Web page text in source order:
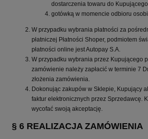
dostarczenia towaru do
gotówką w momencie odbioru
W przypadku wybrania płatności za
płatniczej Płatności Shoper, podmiotem
płatności online jest Autopay S.A.
W przypadku wybrania przez Kupującego
zamówienie należy zapłacić w terminie 7
złożenia zamówienia.
Dokonując zakupów w Sklepie, Kupujący
faktur elektronicznych przez Sprzedawcę.
wycofać swoją akceptację.
§ 6 REALIZACJA ZAMÓWIENIA